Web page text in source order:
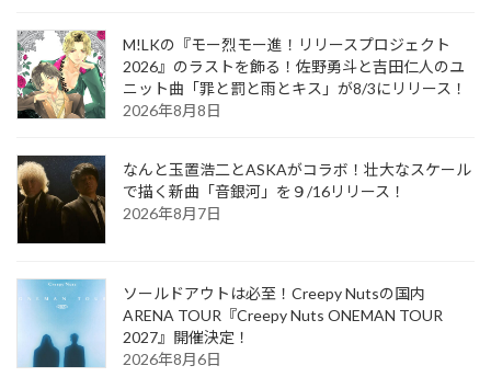
M!LKの『モー烈モー進！リリースプロジェクト
2026』のラストを飾る！佐野勇斗と吉田仁人のユ
ニット曲「罪と罰と雨とキス」が8/3にリリース！
2026年8月8日
なんと玉置浩二とASKAがコラボ！壮大なスケール
で描く新曲「音銀河」を９/16リリース！
2026年8月7日
ソールドアウトは必至！Creepy Nutsの国内
ARENA TOUR『Creepy Nuts ONEMAN TOUR
2027』開催決定！
2026年8月6日